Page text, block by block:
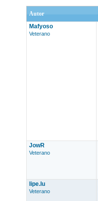
Autor
Mafyoso
Veterano
JowR
Veterano
lipe.lu
Veterano